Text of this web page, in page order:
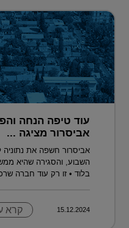
עוד טיפה הנחה
אביסרור מציגה ...
אביסרור חשפה את
השבוע, והסגירה שהיא
בלוד • זו רק עוד חברה
15.12.2024 קרא